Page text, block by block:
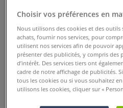
Choisir vos préférences en
Nous utilisons des cookies et des
achats, fournir nos services, pour
utilisent nos services afin de pouvoir
présenter des publicités, y compris des
d’intérêt. Des services tiers ont
cadre de notre affichage de publicités.
tous les cookies ou si vous souhaitez
utilisons les cookies, cliquer sur «